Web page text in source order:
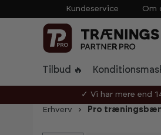
to main content
Skip to main navigation
Kundeservice Om
Tilbud 🔥
✓ Vi har mere end
Erhverv
Pro